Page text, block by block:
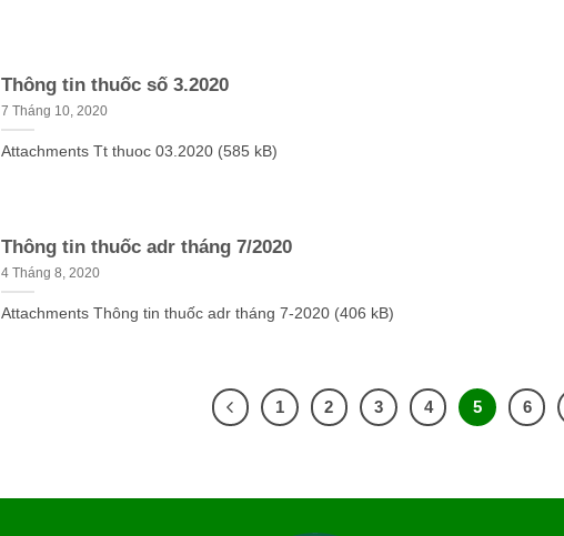
Thông tin thuốc số 3.2020
7 Tháng 10, 2020
Attachments Tt thuoc 03.2020 (585 kB)
Thông tin thuốc adr tháng 7/2020
4 Tháng 8, 2020
Attachments Thông tin thuốc adr tháng 7-2020 (406 kB)
1 2 3 4 5 6